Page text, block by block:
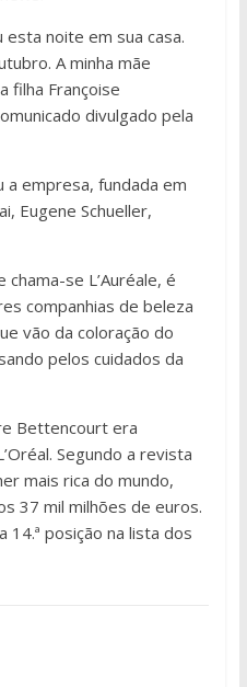
noite em sua casa.
A minha mãe
filha Françoise
divulgado pela
empresa, fundada em
Eugene Schueller,
se L’Auréale, é
companhias de beleza
vão da coloração do
pelos cuidados da
Bettencourt era
Segundo a revista
mais rica do mundo,
37 mil milhões de euros.
14.ª posição na lista dos